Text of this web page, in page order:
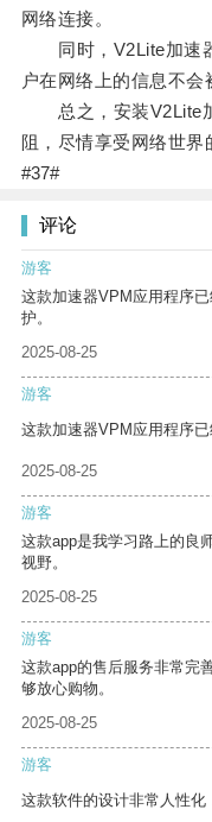
网络连接。
同时，V2Lite加速器
户在网络上的信息不会
总之，安装V2Lite加
阻，尽情享受网络世界
#37#
评论
游客
这款加速器VPM应用程序
护。
2025-08-25
游客
这款加速器VPM应用程序
2025-08-25
游客
这款app是我学习路上的良
视野。
2025-08-25
游客
这款app的售后服务非常完
够放心购物。
2025-08-25
游客
这款软件的设计非常人性化